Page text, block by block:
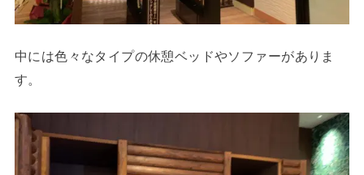
中には色々なタイプの休憩ベッドやソファーがありま
す。